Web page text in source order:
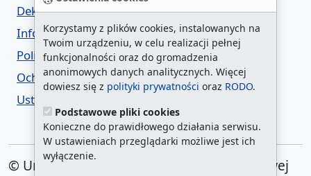
Korzystamy z plików cookies, instalowanych na
Twoim urządzeniu, w celu realizacji pełnej
funkcjonalności oraz do gromadzenia
anonimowych danych analitycznych. Więcej
dowiesz się z polityki prywatności oraz RODO.
Podstawowe pliki cookies
Konieczne do prawidłowego działania serwisu.
W ustawieniach przeglądarki możliwe jest ich
wyłączenie.
Deklaracja dostępności
Informacja o urzędzie w ETR
Polityka prywatności
Ochrona danych osobowych
Ustawienia cookies
© Urząd Miasta Szczecin. Plac Armii Krajowej